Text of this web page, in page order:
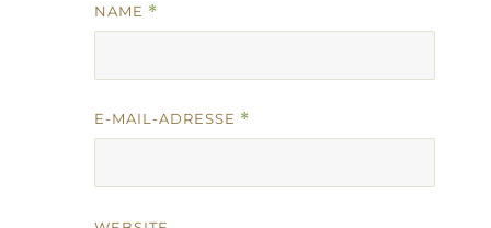
NAME *
E-MAIL-ADRESSE *